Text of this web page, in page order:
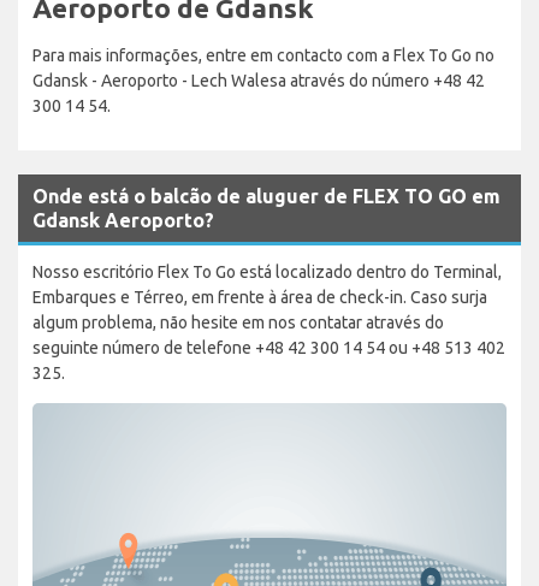
Aeroporto de Gdansk
Para mais informações, entre em contacto com a Flex To Go no
Gdansk - Aeroporto - Lech Walesa através do número +48 42
300 14 54.
Onde está o balcão de aluguer de FLEX TO GO em
Gdansk Aeroporto?
Nosso escritório Flex To Go está localizado dentro do Terminal,
Embarques e Térreo, em frente à área de check-in. Caso surja
algum problema, não hesite em nos contatar através do
seguinte número de telefone +48 42 300 14 54 ou +48 513 402
325.